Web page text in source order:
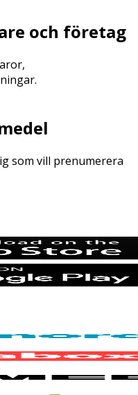
och företag
som vill prenumerera